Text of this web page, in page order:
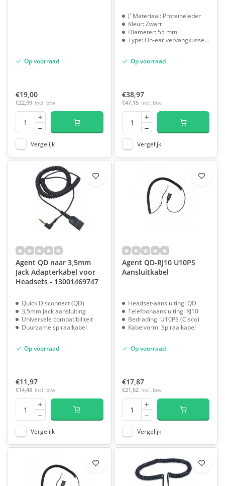
Op voorraad
€19,00
€22,99 Incl. btw
Vergelijk
["Materiaal: Proteïneleder
Kleur: Zwart
Diameter: 55 mm
Type: On-ear vervangkussen"]
Op voorraad
€38,97
€47,15 Incl. btw
Vergelijk
Agent QD naar 3,5mm
Jack Adapterkabel voor
Headsets - 13001469747
Quick Disconnect (QD)
3,5mm Jack aansluiting
Universele compatibiliteit
Duurzame spiraalkabel
Op voorraad
€11,97
€14,48 Incl. btw
Vergelijk
Agent QD-RJ10 U10PS
Aansluitkabel
Headset-aansluiting: QD
Telefoonaansluiting: RJ10
Bedrading: U10PS (Cisco)
Kabelvorm: Spiraalkabel
Op voorraad
€17,87
€21,62 Incl. btw
Vergelijk